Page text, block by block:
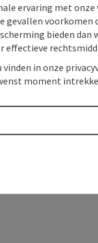
ervaring met
gevallen voorkomen
bieden
effectieve
in onze
moment